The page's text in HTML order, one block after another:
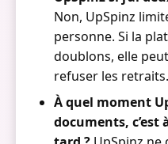
Non, UpSpinz
personne. Si la
doublons, elle
refuser les retraits.
À quel moment
documents, c’est